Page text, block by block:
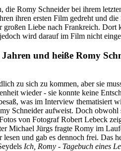
Romy Schneider bei ihrem
ihren ersten Film gedreht und
Liebe nach Frankreich. Dort
wird darauf im Film nicht
und heiße Romy
zu sich zu kommen, aber sie
wieder - sie konnte keine
was im Interview
Schneider aufweist. Doch
von Fotograf Robert Lebeck
Michael Jürgs fragte Romy im
lesen und gab es dennoch frei.
Ich, Romy - Tagebuch eines